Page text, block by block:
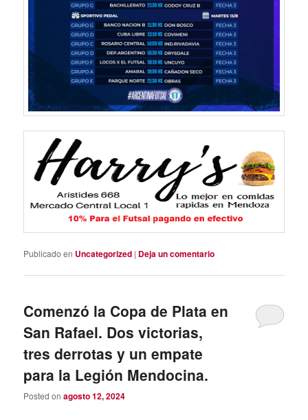
Publicado en Uncategorized | Deja un comentario
Comenzó la Copa de Plata en
San Rafael. Dos victorias,
tres derrotas y un empate
para la Legión Mendocina.
Posted onagosto 12, 2024